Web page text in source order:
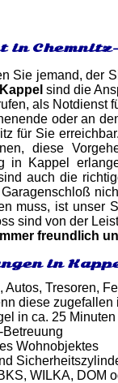
in
Sie jemand, der
sind die
als Notdienst
oder an
für Sie
diese
in Kappel
auch die
muss, ist
sind von der
freundlich
in
Tresoren,
diese zugefallen
in ca. 25 Minuten
Wohnobjektes
WILKA, DOM